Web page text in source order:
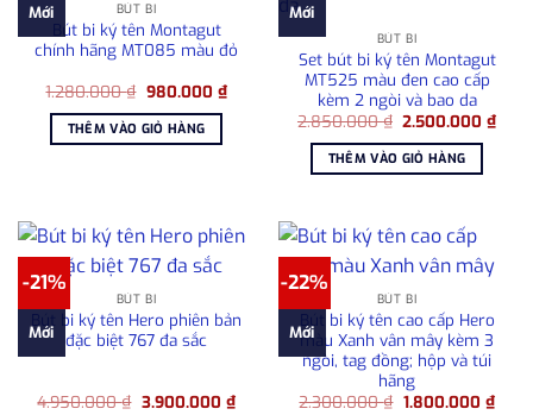
Mới BÚT BI
Bút bi ký tên Montagut
chính hãng MT085 màu đỏ
1.280.000₫ Giá
là:
1.280.000 ₫.
980.000 ₫Giá
hiện
THÊM VÀO GIỎ HÀNG
Mới
BÚT BI
Set bút bi ký tên Montagut
MT525 màu đen cao cấp
kèm 2 ngòi và bao da
2.850.000₫ Giá
là:
2.850.000 ₫.
2.500.000₫Giá
hiện
THÊM VÀO GIỎ HÀNG
-21%
Mới
BÚT BI
Bút bi ký tên Hero phiên bản
đặc biệt 767 đa sắc
4.950.000₫ Giá
3.900.000 ₫Giá
-22%
Mới
BÚT BI
Bút bi ký tên cao cấp Hero
màu Xanh vân mây kèm 3
ngòi, tag đồng; hộp và túi
hãng
2.300.000₫ Giá
1.800.000 ₫Giá